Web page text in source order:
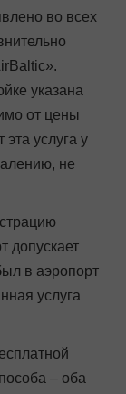
во всех
указана
от цены
эта услуга у
не
допускает
в аэропорт
услуга
– оба